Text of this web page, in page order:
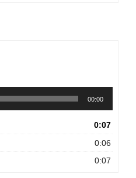
00:00
0:07
0:06
0:07